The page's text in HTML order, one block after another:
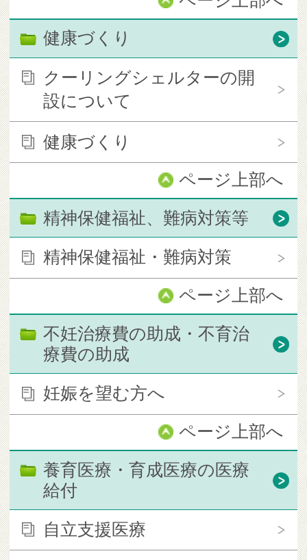
健康づくり
クーリングシェルターの開
設について
健康づくり
ページ上部へ
精神保健福祉、難病対策等
精神保健福祉・難病対策
ページ上部へ
不妊治療費の助成・不育治
療費の助成
妊娠を望む方へ
ページ上部へ
養育医療・育成医療の医療
給付
自立支援医療